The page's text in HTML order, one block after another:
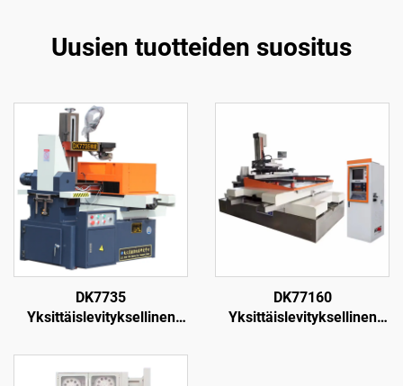
Uusien tuotteiden suositus
DK7735
Yksittäislevityksellinen
DK77160
Yksittäislevityksellinen